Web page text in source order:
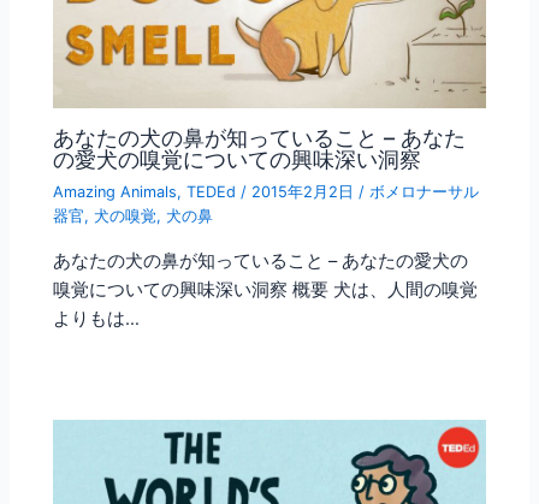
あなたの犬の鼻が知っていること – あなた
の愛犬の嗅覚についての興味深い洞察
Amazing Animals,TEDEd / 2015年2月2日 / ボメロナーサル
器官,犬の嗅覚,犬の鼻
あなたの犬の鼻が知っていること – あなたの愛犬の
嗅覚についての興味深い洞察 概要 犬は、人間の嗅覚
よりもは…